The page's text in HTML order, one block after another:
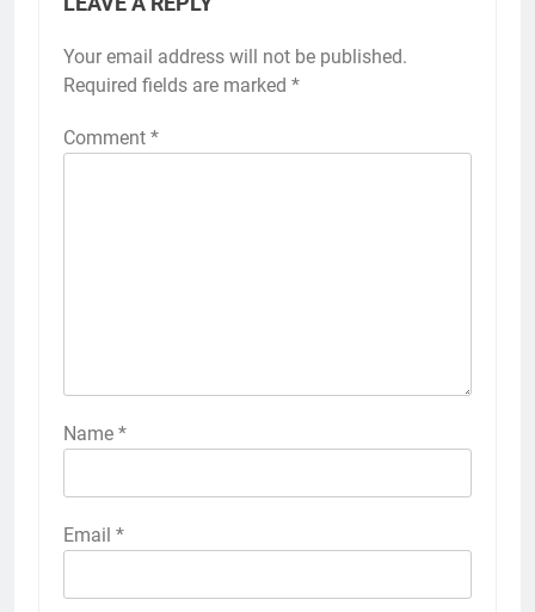
Your email address will not be published.
Required fields are marked *
Comment *
Name *
Email *